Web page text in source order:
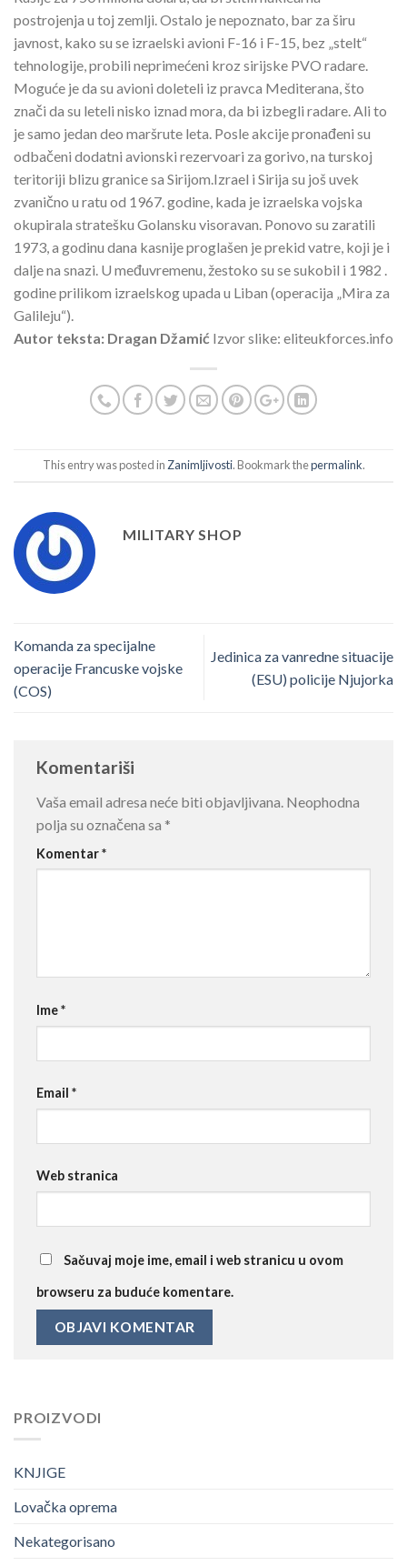
postrojenja u toj zemlji. Ostalo je nepoznato, bar za širu
javnost, kako su se izraelski avioni F-16 i F-15, bez „stelt“
tehnologije, probili neprimećeni kroz sirijske PVO radare.
Moguće je da su avioni doleteli iz pravca Mediterana, što
znači da su leteli nisko iznad mora, da bi izbegli radare. Ali to
je samo jedan deo maršrute leta. Posle akcije pronađeni su
odbačeni dodatni avionski rezervoari za gorivo, na turskoj
teritoriji blizu granice sa Sirijom.Izrael i Sirija su još uvek
zvanično u ratu od 1967. godine, kada je izraelska vojska
okupirala stratešku Golansku visoravan. Ponovo su zaratili
1973, a godinu dana kasnije proglašen je prekid vatre, koji je i
dalje na snazi. U međuvremenu, žestoko su se sukobil i 1982 .
godine prilikom izraelskog upada u Liban (operacija „Mira za
Galileju“).
Autor teksta: Dragan Džamić Izvor slike: eliteukforces.info
This entry was posted in Zanimljivosti. Bookmark thepermalink.
MILITARY SHOP
Komanda za specijalne
operacije Francuske vojske
(COS)
Jedinica za vanredne situacije
(ESU) policije Njujorka
Komentariši
Vaša email adresa neće biti objavljivana. Neophodna
polja su označena sa *
Komentar*
Ime*
Email *
Web stranica
Sačuvaj moje ime, email i web stranicu u ovom
browseru za buduće komentare.
PROIZVODI
KNJIGE
Lovačka oprema
Nekategorisano